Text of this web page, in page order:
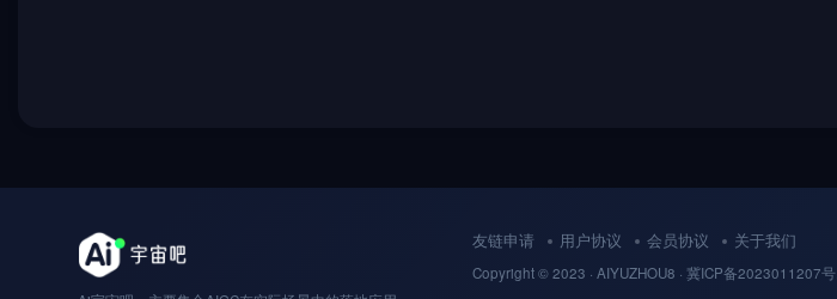
友链申请 用户协议 会员协议 关于我们
Copyright © 2023 · AIYUZHOU8 · 冀ICP备2023011207号.